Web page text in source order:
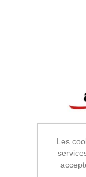
Les